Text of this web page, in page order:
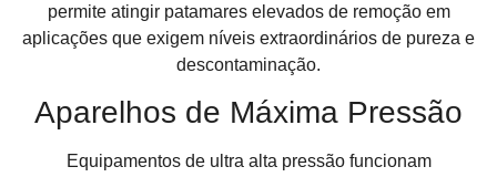
permite atingir patamares elevados de remoção em
aplicações que exigem níveis extraordinários de pureza e
descontaminação.
Aparelhos de Máxima Pressão
Equipamentos de ultra alta pressão funcionam